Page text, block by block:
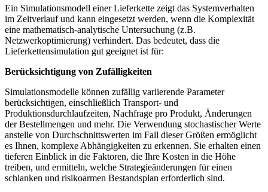
Ein Simulationsmodell einer Lieferkette zeigt das Systemverhalten
im Zeitverlauf und kann eingesetzt werden, wenn die Komplexität
eine mathematisch-analytische Untersuchung (z.B.
Netzwerkoptimierung) verhindert. Das bedeutet, dass die
Lieferkettensimulation gut geeignet ist für:
Berücksichtigung von Zufälligkeiten
Simulationsmodelle können zufällig variierende Parameter
berücksichtigen, einschließlich Transport- und
Produktionsdurchlaufzeiten, Nachfrage pro Produkt, Änderungen
der Bestellmengen und mehr. Die Verwendung stochastischer Werte
anstelle von Durchschnittswerten im Fall dieser Größen ermöglicht
es Ihnen, komplexe Abhängigkeiten zu erkennen. Sie erhalten einen
tieferen Einblick in die Faktoren, die Ihre Kosten in die Höhe
treiben, und ermitteln, welche Strategieänderungen für einen
schlanken und risikoarmen Bestandsplan erforderlich sind.